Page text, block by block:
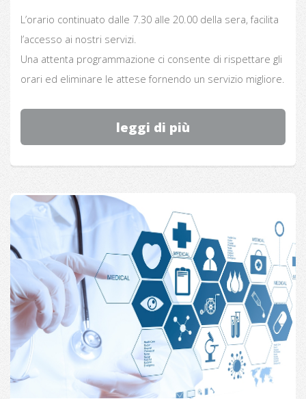
L’orario continuato dalle 7.30 alle 20.00 della sera, facilita
l’accesso ai nostri servizi.
Una attenta programmazione ci consente di rispettare gli
orari ed eliminare le attese fornendo un servizio migliore.
leggi di più